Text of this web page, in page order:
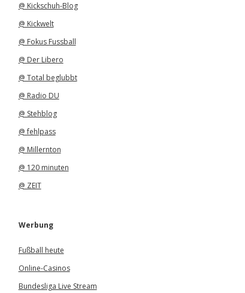
@ Kickschuh-Blog
@ Kickwelt
@ Fokus Fussball
@ Der Libero
@ Total beglubbt
@ Radio DU
@ Stehblog
@ fehlpass
@ Millernton
@ 120 minuten
@ ZEIT
Werbung
Fußball heute
Online-Casinos
Bundesliga Live Stream